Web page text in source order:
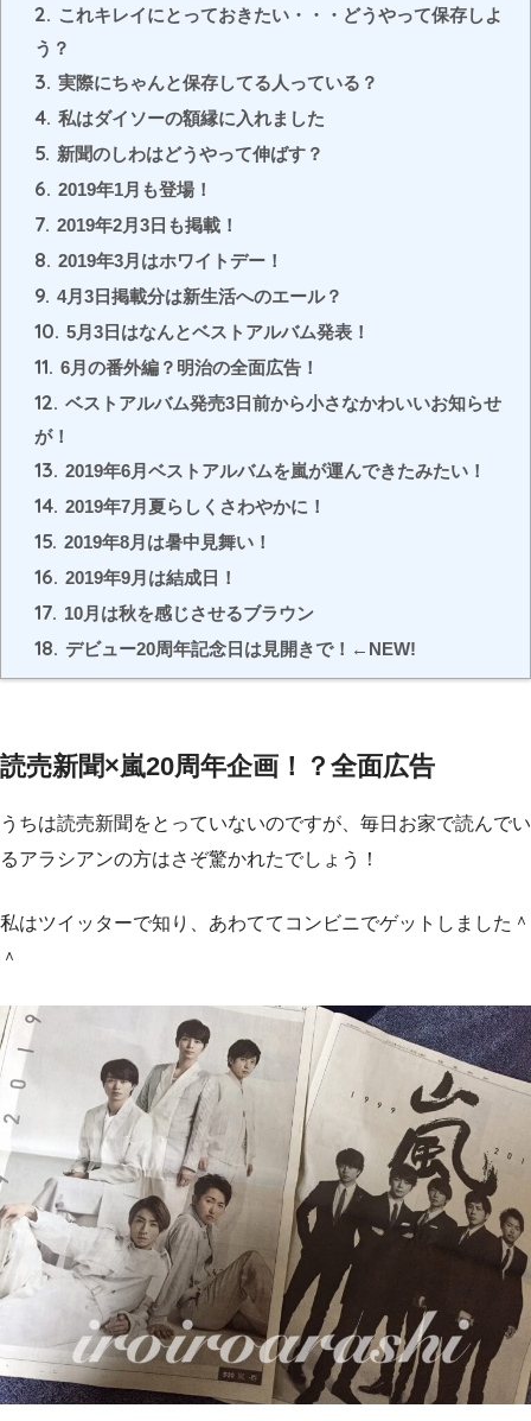
2. これキレイにとっておきたい・・・どうやって保存しよ
う？
3. 実際にちゃんと保存してる人っている？
4. 私はダイソーの額縁に入れました
5. 新聞のしわはどうやって伸ばす？
6. 2019年1月も登場！
7. 2019年2月3日も掲載！
8. 2019年3月はホワイトデー！
9. 4月3日掲載分は新生活へのエール？
10. 5月3日はなんとベストアルバム発表！
11. 6月の番外編？明治の全面広告！
12. ベストアルバム発売3日前から小さなかわいいお知らせ
が！
13. 2019年6月ベストアルバムを嵐が運んできたみたい！
14. 2019年7月夏らしくさわやかに！
15. 2019年8月は暑中見舞い！
16. 2019年9月は結成日！
17. 10月は秋を感じさせるブラウン
18. デビュー20周年記念日は見開きで！←NEW!
読売新聞×嵐20周年企画！？全面広告
うちは読売新聞をとっていないのですが、毎日お家で読んでい
るアラシアンの方はさぞ驚かれたでしょう！
私はツイッターで知り、あわててコンビニでゲットしました＾
＾